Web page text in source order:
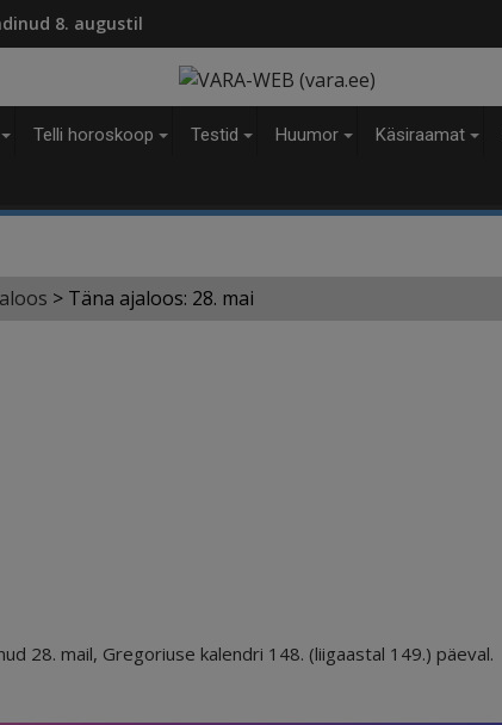
8. augustil
Telli horoskoop Testid Huumor Käsiraamat
> Täna ajaloos: 28. mai
28. mail, Gregoriuse kalendri 148. (liigaastal 149.) päeval.